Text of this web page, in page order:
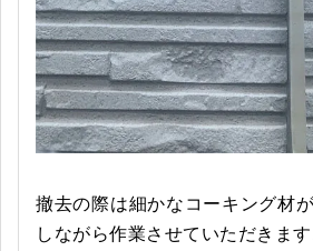
撤去の際は細かなコーキング材
しながら作業させていただきます